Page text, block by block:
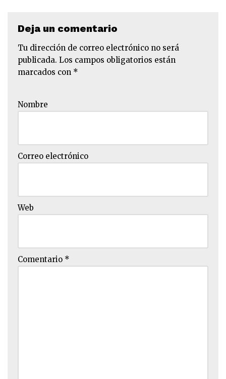
Deja un comentario
Tu dirección de correo electrónico no será
publicada. Los campos obligatorios están
marcados con *
Nombre
Correo electrónico
Web
Comentario *